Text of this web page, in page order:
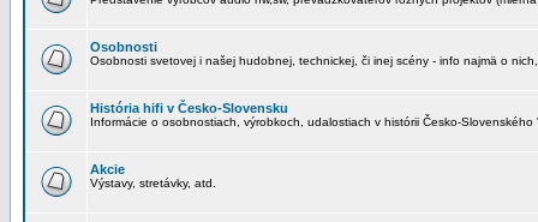
Osobnosti
Osobnosti svetovej i našej hudobnej, technickej, či inej scény - info najmä o
História hifi v Česko-Slovensku
Informácie o osobnostiach, výrobkoch, udalostiach v histórii Česko-Slovenského
Akcie
Výstavy, stretávky, atd.